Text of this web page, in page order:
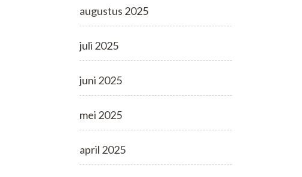
augustus 2025
juli 2025
juni 2025
mei 2025
april 2025